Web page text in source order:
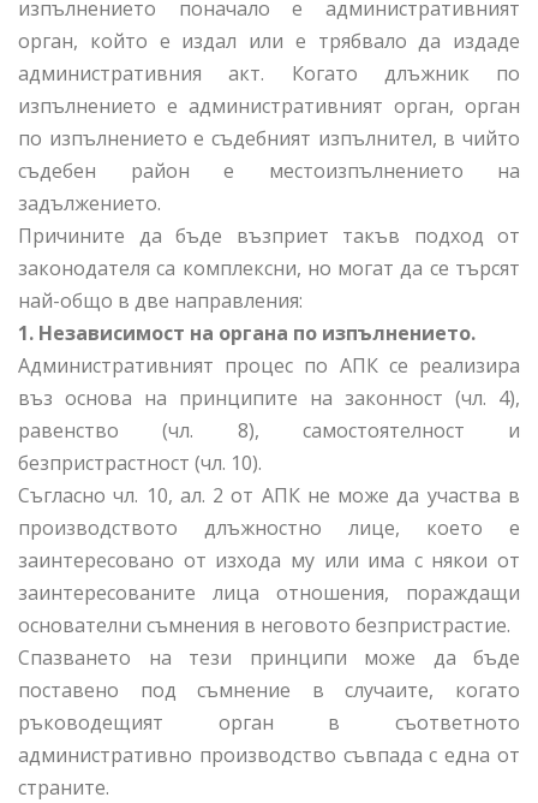
изпълнението поначало е административният
орган, който е издал или е трябвало да издаде
административния акт. Когато длъжник по
изпълнението е административният орган, орган
по изпълнението е съдебният изпълнител, в чийто
съдебен район е местоизпълнението на
задължението.
Причините да бъде възприет такъв подход от
законодателя са комплексни, но могат да се търсят
най-общо в две направления:
1. Независимост на органа по изпълнението.
Административният процес по АПК се реализира
въз основа на принципите на законност (чл. 4),
равенство (чл. 8), самостоятелност и
безпристрастност (чл. 10).
Съгласно чл. 10, ал. 2 от АПК не може да участва в
производството длъжностно лице, което е
заинтересовано от изхода му или има с някои от
заинтересованите лица отношения, пораждащи
основателни съмнения в неговото безпристрастие.
Спазването на тези принципи може да бъде
поставено под съмнение в случаите, когато
ръководещият орган в съответното
административно производство съвпада с една от
страните.